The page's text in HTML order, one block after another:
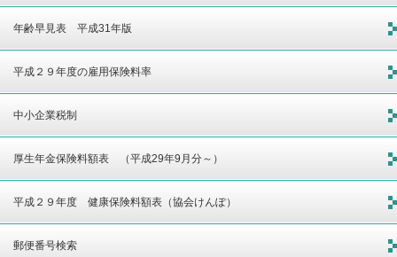
年齢早見表 平成31年版
平成２９年度の雇用保険料率
中小企業税制
厚生年金保険料額表 （平成29年9月分～）
平成２９年度 健康保険料額表（協会けんぽ）
郵便番号検索